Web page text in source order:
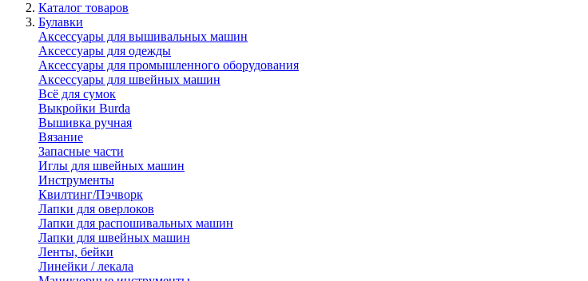
Каталог товаров
Булавки
Аксессуары для вышивальных машин
Аксессуары для одежды
Аксессуары для промышленного оборудования
Аксессуары для швейных машин
Всё для сумок
Выкройки Burda
Вышивка ручная
Вязание
Запасные части
Иглы для швейных машин
Инструменты
Квилтинг/Пэчворк
Лапки для оверлоков
Лапки для распошивальных машин
Лапки для швейных машин
Ленты, бейки
Линейки / лекала